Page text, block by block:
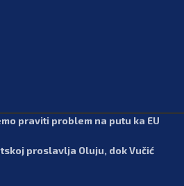
praviti problem na putu ka EU
proslavlja Oluju, dok Vučić